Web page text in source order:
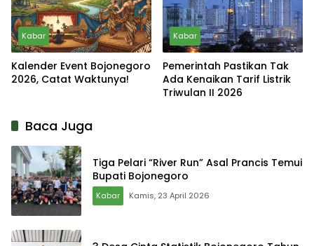
Kabar
Kalender Event Bojonegoro
2026, Catat Waktunya!
Kabar
Pemerintah Pastikan Tak
Ada Kenaikan Tarif Listrik
Triwulan II 2026
Baca Juga
Tiga Pelari “River Run” Asal Prancis Temui
Bupati Bojonegoro
Kabar Kamis, 23 April 2026